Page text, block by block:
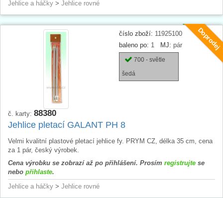
Jehlice a háčky > Jehlice rovné
Doprodej
číslo zboží: 11925100
baleno po: 1 MJ: pár
700 - světle
šedá
č. karty: 88380
Jehlice pletací GALANT PH 8
Velmi kvalitní plastové pletací jehlice fy. PRYM CZ, délka 35 cm, cena
za 1 pár, český výrobek.
Cena výrobku se zobrazí až po přihlášení. Prosím registrujte se
nebo přihlaste.
Jehlice a háčky > Jehlice rovné